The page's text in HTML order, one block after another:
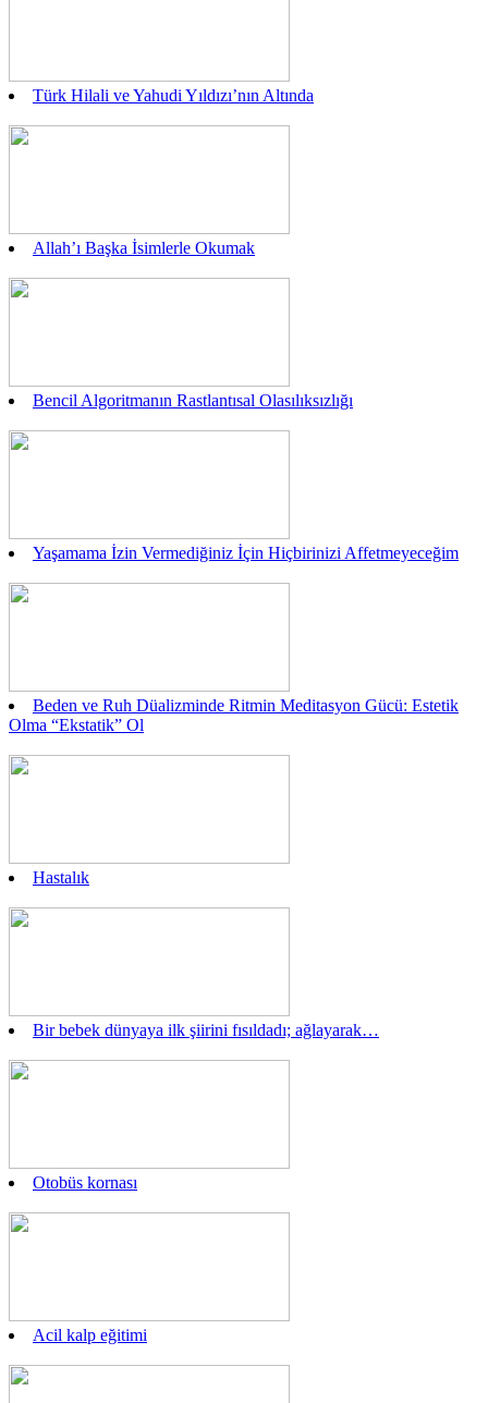
Türk Hilali ve Yahudi Yıldızı’nın Altında
Allah’ı Başka İsimlerle Okumak
Bencil Algoritmanın Rastlantısal Olasılıksızlığı
Yaşamama İzin Vermediğiniz İçin Hiçbirinizi Affetmeyeceğim
Beden ve Ruh Düalizminde Ritmin Meditasyon Gücü: Estetik
Olma “Ekstatik” Ol
Hastalık
Bir bebek dünyaya ilk şiirini fısıldadı; ağlayarak…
Otobüs kornası
Acil kalp eğitimi